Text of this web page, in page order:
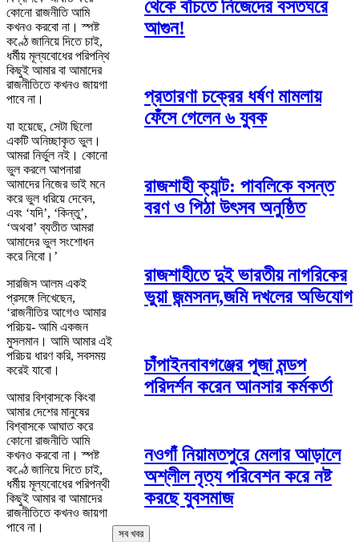
কোনো রাজনীতি আমি
কখনও করবো না। স্পষ্ট
কণ্ঠে জানিয়ে দিতে চাই,
ধর্মীয় মূল্যবোধের পরিপন্থি
কিছুই আমার বা আমাদের
রাজনীতিতে কখনও জায়গা
পাবে না।
যা হয়েছে, সেটা ছিলো
একটি অনিচ্ছাকৃত ভুল।
আমরা নির্ভুল নই। কোনো
ভুল করলে আপনারা
আমাদের নিজের ভাই মনে
করে ভুল ধরিয়ে দেবেন,
এবং ‘যদি’, ‘কিন্তু’,
‘অথবা’ ব্যতীত আমরা
আমাদের ভুল সংশোধন
করে নিবো।’
সারজিস আলম একই
প্রসঙ্গে লিখেছেন,
‘রাজনীতির আগেও আমার
পরিচয়- আমি একজন
মুসলমান। আমি আমার এই
পরিচয় ধারণ করি, সবসময়
করেই যাবো।
আমার বিশ্বাসকে কিংবা
আমার দেশের মানুষের
বিশ্বাসকে আঘাত করে
কোনো রাজনীতি আমি
কখনও করবো না। স্পষ্ট
কণ্ঠে জানিয়ে দিতে চাই,
ধর্মীয় মূল্যবোধের পরিপন্থী
কিছুই আমার বা আমাদের
রাজনীতিতে কখনও জায়গা
পাবে না।
থেকে বাঁচতে নিজেদের বসতঘরে
আগুন!
প্রতারণা চক্রের ধর্ষণ মামলায়
ফেঁসে গেলেন ৬ যুবক
রাজশাহী ক্যান্ট: পাবলিকে বসন্ত
বরণ ও পিঠা উৎসব অনুষ্ঠিত
রাজশাহীতে দুই ভারতীয় নাগরিকের
ভুয়া জন্মসনদ,জমি দখলের অভিযোগ
চাঁপাইনবাবগঞ্জের পূজা মন্ডপ
পরিদর্শন করেন আনসার কর্মকর্তা
নওগাঁ নিয়ামতপুরে মেলার আড়ালে
অশ্লীল নৃত্য পরিবেশন করে নষ্ট
করছে যুবসমাজ
সব খবর